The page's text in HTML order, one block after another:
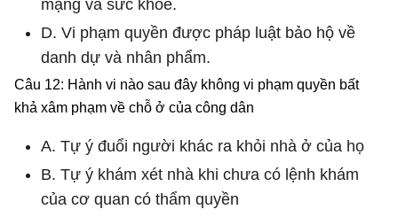
mạng và sức khỏe.
D. Vi phạm quyền được pháp luật bảo hộ về
danh dự và nhân phẩm.
Câu 12: Hành vi nào sau đây không vi phạm quyền bất
khả xâm phạm về chỗ ở của công dân
A. Tự ý đuổi người khác ra khỏi nhà ở của họ
B. Tự ý khám xét nhà khi chưa có lệnh khám
của cơ quan có thẩm quyền